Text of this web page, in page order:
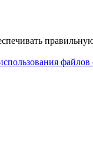
файлов